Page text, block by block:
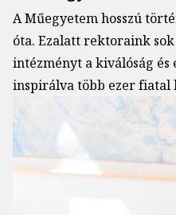
A Műegyetem hosszú
óta. Ezalatt rektoraink
intézményt a kiválóság
inspirálva több ezer fiatal